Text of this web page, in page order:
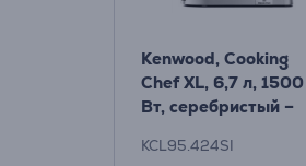
Kenwood, Cooking
Chef XL, 6,7 л, 1500
Вт, cеребристый –
Товар - KCL95.424SI
KCL95.424SI